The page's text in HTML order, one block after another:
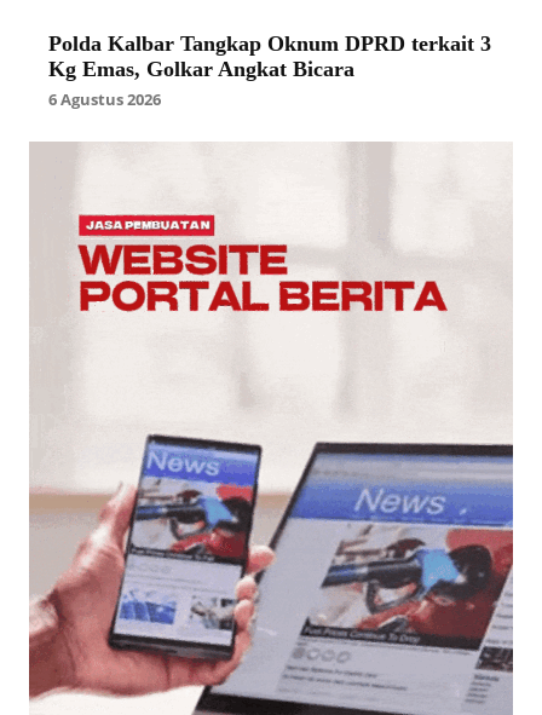
Polda Kalbar Tangkap Oknum DPRD terkait 3
Kg Emas, Golkar Angkat Bicara
6 Agustus 2026